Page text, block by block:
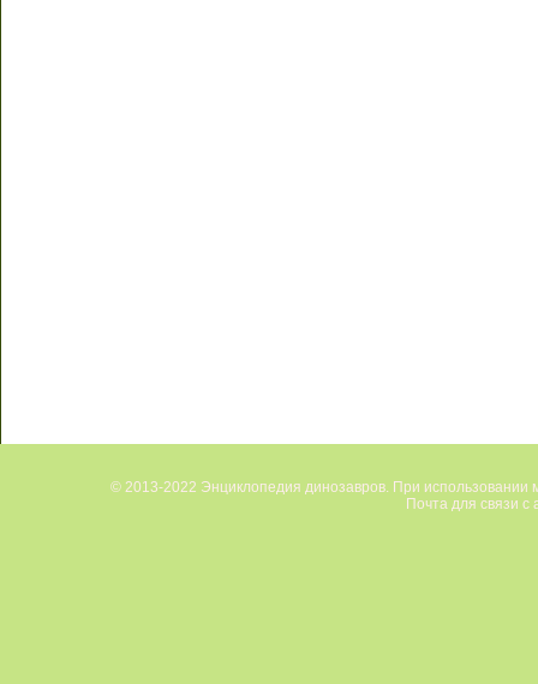
© 2013-2022 Энциклопедия динозавров. При использовании
Почта для связи